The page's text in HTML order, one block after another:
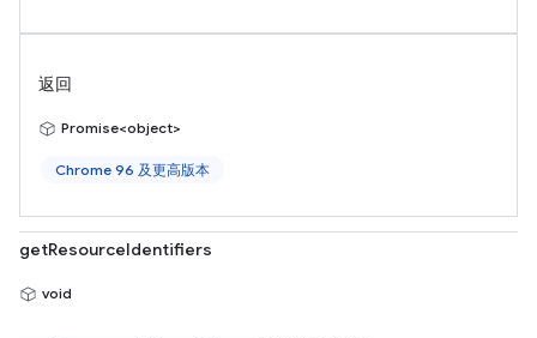
返回
Promise<object>
Chrome 96 及更高版本
getResourceIdentifiers
void